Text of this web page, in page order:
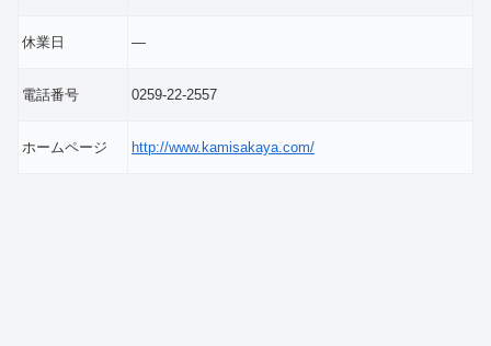
休業日 ―
電話番号 0259-22-2557
ホームページ http://www.kamisakaya.com/